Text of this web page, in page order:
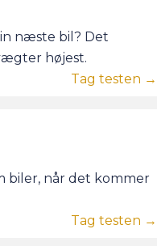
næste bil? Det
højest.
Tag testen →
biler, når det kommer
Tag testen →